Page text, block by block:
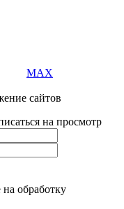
MAX
сайтов
на просмотр
обработку